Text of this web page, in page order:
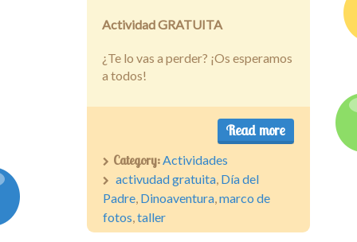
Actividad GRATUITA
¿Te lo vas a perder? ¡Os esperamos
a todos!
Read more
Category:Actividades
activudad gratuita, Día del
Padre, Dinoaventura,marco de
fotos,taller